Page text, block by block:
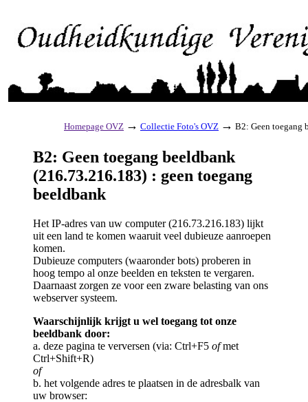
Homepage OVZ → Collectie Foto's OVZ → B2: Geen toegang
B2: Geen toegang beeldbank
(216.73.216.183) : geen toegang
beeldbank
Het IP-adres van uw computer (216.73.216.183) lijkt
uit een land te komen waaruit veel dubieuze aanroepen
komen.
Dubieuze computers (waaronder bots) proberen in
hoog tempo al onze beelden en teksten te vergaren.
Daarnaast zorgen ze voor een zware belasting van ons
webserver systeem.
Waarschijnlijk krijgt u wel toegang tot onze
beeldbank door:
a. deze pagina te verversen (via: Ctrl+F5 ofmet
Ctrl+Shift+R)
of
b. het volgende adres te plaatsen in de adresbalk van
uw browser: